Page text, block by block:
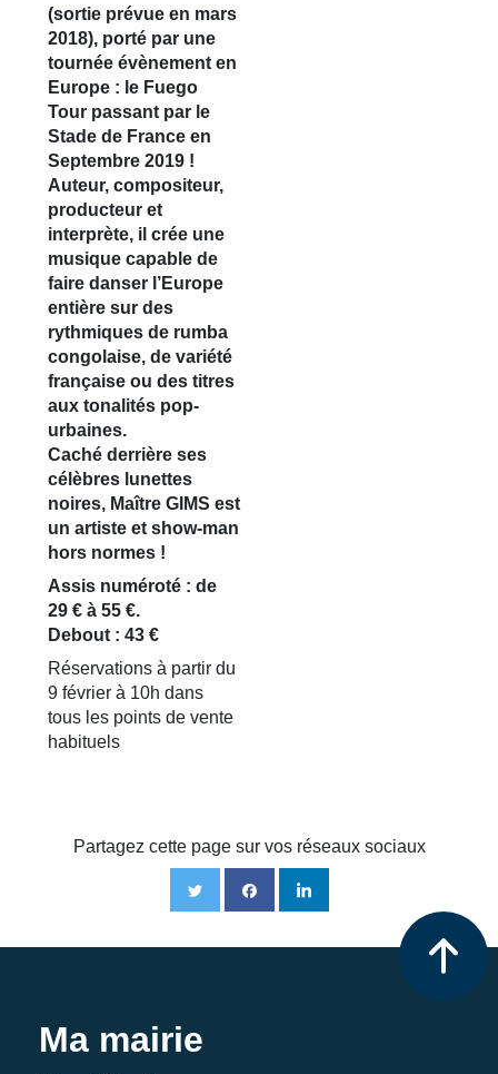
(sortie prévue en mars
2018), porté par une
tournée évènement en
Europe : le Fuego
Tour passant par le
Stade de France en
Septembre 2019 !
Auteur, compositeur,
producteur et
interprète, il crée une
musique capable de
faire danser l’Europe
entière sur des
rythmiques de rumba
congolaise, de variété
française ou des titres
aux tonalités pop-
urbaines.
Caché derrière ses
célèbres lunettes
noires, Maître GIMS est
un artiste et show-man
hors normes !
Assis numéroté : de
29 € à 55 €.
Debout : 43 €
Réservations à partir du
9 février à 10h dans
tous les points de vente
habituels
Partagez cette page sur vos réseaux sociaux
Ma mairie